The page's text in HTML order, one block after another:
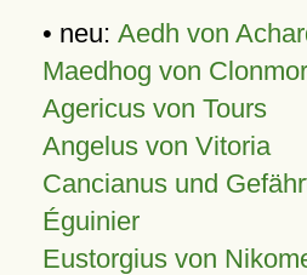
• neu: Aedh von
Maedhog von
Agericus von Tours
Angelus von Vitoria
Cancianus und
Éguinier
Eustorgius von